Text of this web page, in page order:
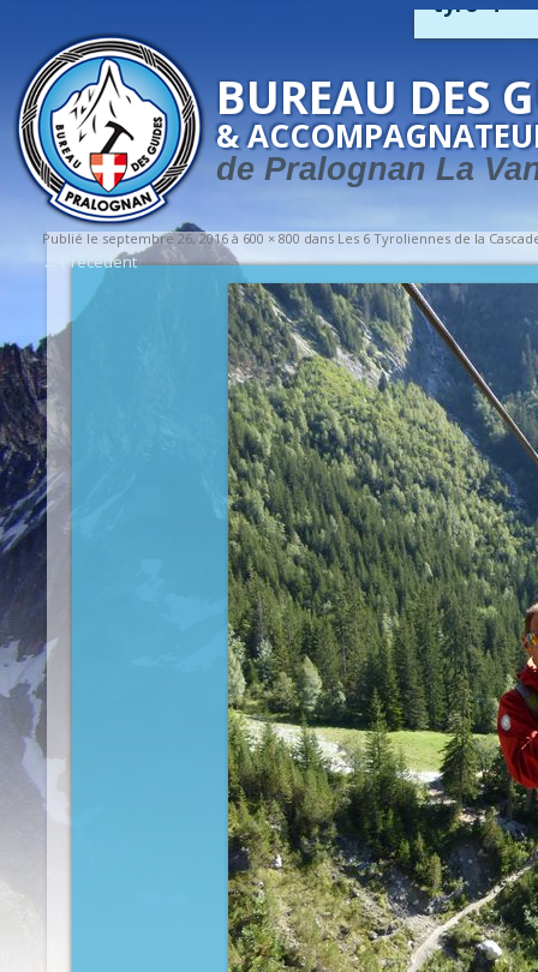
BUREAU DES
&
de Pralognan La
Publié le septembre 26, 2016à 600 × 800 dans Les 6 Tyroliennes de la
← Précédent